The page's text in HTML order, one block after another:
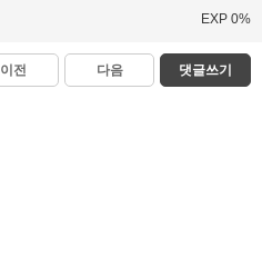
EXP 0%
이전 다음 댓글쓰기